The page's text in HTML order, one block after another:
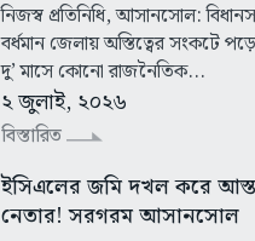
নিজস্ব প্রতিনিধি, আসানসোল:
বর্ধমান জেলায় অস্তিত্বের সংকটে
দু’ মাসে কোনো রাজনৈতিক...
২ জুলাই, ২০২৬
বিস্তারিত
ইসিএলের জমি দখল করে
নেতার! সরগরম আসানসোল